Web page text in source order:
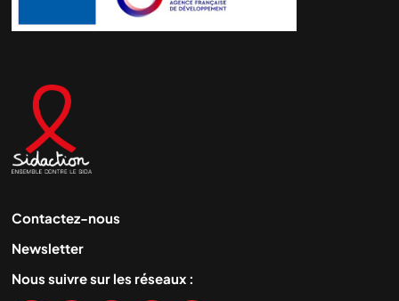
Contactez-nous
Newsletter
Nous suivre sur les réseaux :